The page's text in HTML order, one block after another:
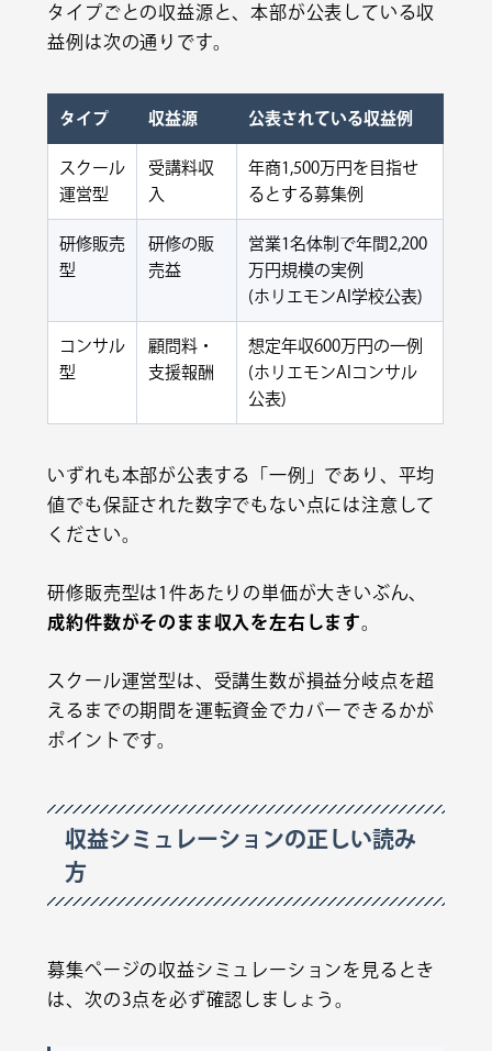
タイプごとの収益源と、本部が公表している収
益例は次の通りです。
タイプ 収益源 公表されている収益例
スクール
運営型
受講料収
入
年商1,500万円を目指せ
るとする募集例
研修販売
型
研修の販
売益
営業1名体制で年間2,200
万円規模の実例
(ホリエモンAI学校公表)
コンサル
型
顧問料・
支援報酬
想定年収600万円の一例
(ホリエモンAIコンサル
公表)
いずれも本部が公表する「一例」であり、平均
値でも保証された数字でもない点には注意して
ください。
研修販売型は1件あたりの単価が大きいぶん、
成約件数がそのまま収入を左右します。
スクール運営型は、受講生数が損益分岐点を超
えるまでの期間を運転資金でカバーできるかが
ポイントです。
収益シミュレーションの正しい読み
方
募集ページの収益シミュレーションを見るとき
は、次の3点を必ず確認しましょう。